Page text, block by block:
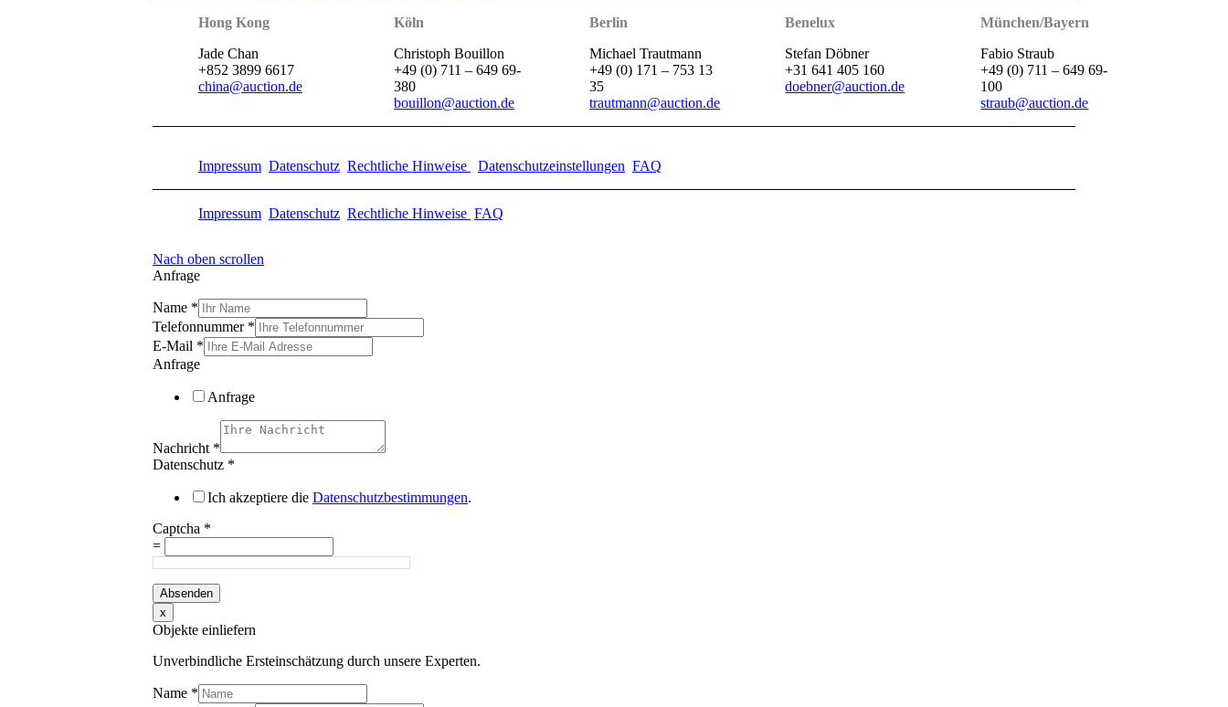
Hong Kong
Jade Chan
+852 3899 6617
china@auction.de
Köln
Christoph Bouillon
+49 (0) 711 – 649 69-
380
bouillon@auction.de
Berlin
Michael Trautmann
+49 (0) 171 – 753 13
35
trautmann@auction.de
Benelux
Stefan Döbner
+31 641 405 160
doebner@auction.de
München/Bayern
Fabio Straub
+49 (0) 711 – 649 69-
100
straub@auction.de
Impressum Datenschutz Rechtliche Hinweise Datenschutzeinstellungen FAQ
Impressum Datenschutz Rechtliche Hinweise FAQ
Nach oben scrollen
Anfrage
Name *
Telefonnummer *
E-Mail *
Anfrage
Anfrage
Nachricht *
Datenschutz *
Ich akzeptiere die Datenschutzbestimmungen.
Captcha *
=
Absenden
x
Objekte einliefern
Unverbindliche Ersteinschätzung durch unsere Experten.
Name *